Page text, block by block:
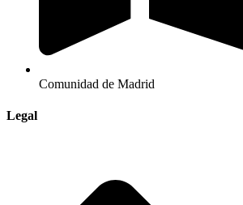
Comunidad de Madrid
Legal